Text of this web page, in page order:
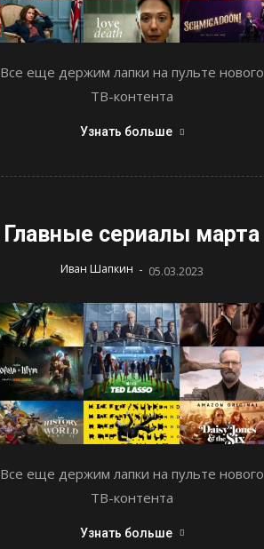
Все еще держим лапки на пульте нового
ТВ-контента
Узнать больше
Главные сериалы марта
Иван Шапкин - 05.03.2023
Все еще держим лапки на пульте нового
ТВ-контента
Узнать больше